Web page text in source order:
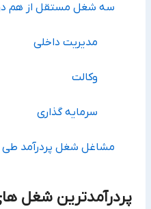
سه شغل مستقل از هم
مدیریت داخلی
وکالت
سرمایه گذاری
مشاغل شغل پردرآمد طی
پردرآمدترین شغل های